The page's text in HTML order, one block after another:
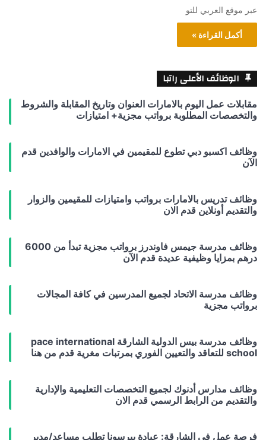
عبر موقع العربي للتو
أكمل القراءة »
الوظائف الأعلى راتبا
مقابلات عمل اليوم بالامارات العنوان وتاريخ المقابلة والشروط
والتخصصات المطلوبة برواتب مجزية+ امتيازات
وظائف اكسبو دبي تطوع للمقيمين في الامارات والوافدين قدم
الآن
وظائف تدريس بالامارات برواتب وامتيازات للمقيمين والزوار
والتقديم أونلاين قدم الان
وظائف مدرسة جيمس فاوندرز برواتب مجزية تبدأ من 6000
درهم بمزايا وظيفية عديدة قدم الآن
وظائف مدرسة الاتحاد لجميع المدرسين في كافة المجالات
برواتب مجزية
وظائف مدرسة بيس الدولية الشارقة pace international
school للتعاقد والتعيين الفوري بمرتبات مغرية قدم من هنا
وظائف مدارس أدنوك لجميع التخصصات التعليمية والإدارية
والتقديم من الرابط الرسمي قدم الان
فرصة عمل في الشارقة: عيادة بيرسونا تطلب مساعد/مدير